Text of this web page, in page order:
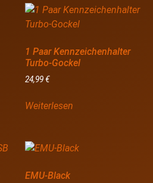
1 Paar Kennzeichenhalter
Turbo-Gockel
24,99€
Weiterlesen
EMU-Black